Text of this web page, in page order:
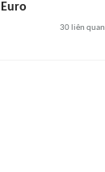
Euro
30liên quan